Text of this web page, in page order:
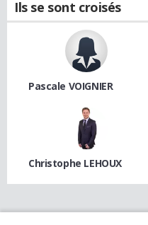
Ils se sont croisés
Pascale VOIGNIER
Christophe LEHOUX